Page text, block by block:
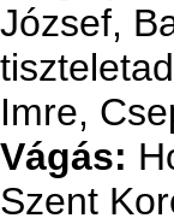
József,
Imre,
Vágás:
Szent